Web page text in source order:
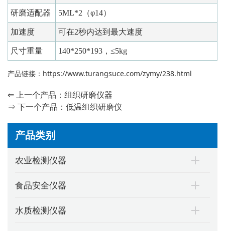
产品类别
农业检测仪器
食品安全仪器
水质检测仪器
研磨适配器 5ML*2（φ14）
加速度 可在2秒内达到最大速度
尺寸重量 140*250*193，≤5kg
产品链接： https://www.turangsuce.com/zymy/238.html
⇐ 上一个产品： 组织研磨仪器
⇒ 下一个产品： 低温组织研磨仪